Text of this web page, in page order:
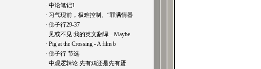
· 中论笔记1
· 习气现前，极难控制。“罪满情器
· 佛子行29-37
· 见或不见 我的英文翻译-- Maybe
· Pig at the Crossing - A film b
· 佛子行 节选
· 中观逻辑论 先有鸡还是先有蛋